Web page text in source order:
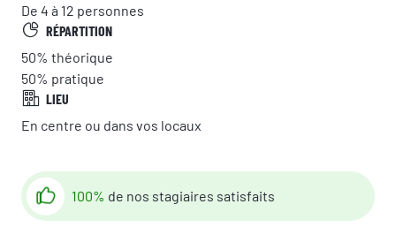
De 4 à 12 personnes
RÉPARTITION
50% théorique
50% pratique
LIEU
En centre ou dans vos locaux
100% de nos stagiaires satisfaits